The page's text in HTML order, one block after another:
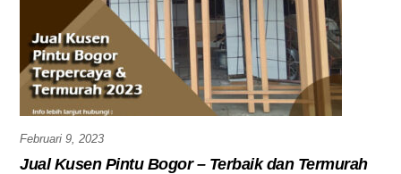
Februari 9, 2023
Jual Kusen Pintu Bogor – Terbaik dan Termurah